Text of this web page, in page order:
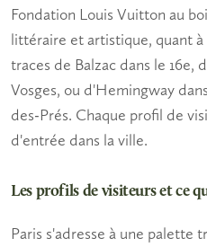
Fondation Louis Vuitton au
littéraire et artistique, quant à
traces de Balzac dans le 16e,
Vosges, ou d'Hemingway
des-Prés. Chaque profil de
d'entrée dans la ville.
Les profils de visiteurs et ce
Paris s'adresse à une palette